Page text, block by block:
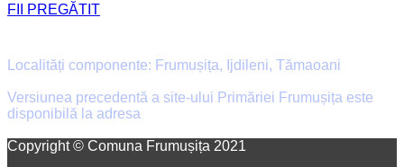
FII PREGĂTIT
Localități componente: Frumușița, Ijdileni, Tămaoani
Versiunea precedentă a site-ului Primăriei Frumușița este
disponibilă la adresa
Copyright © Comuna Frumușița 2021